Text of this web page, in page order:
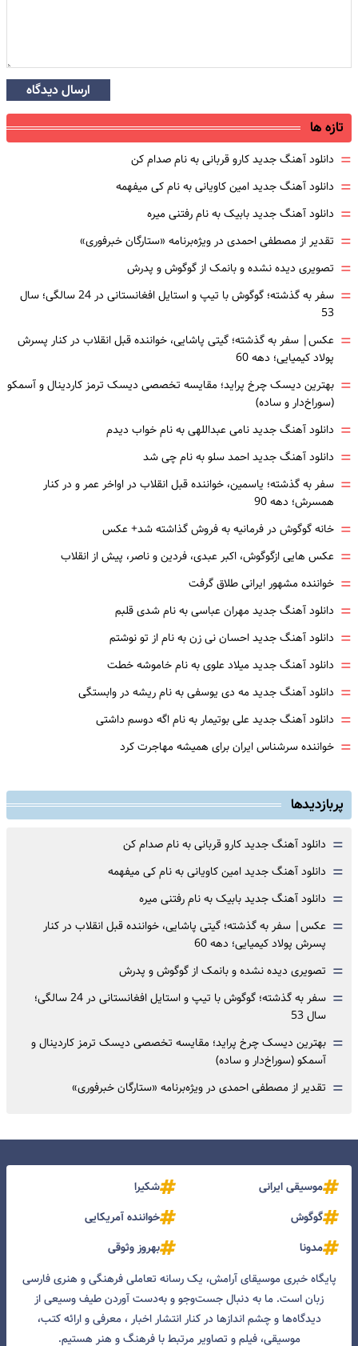
ارسال دیدگاه
تازه ها
= دانلود آهنگ جدید کارو قربانی به نام صدام کن
= دانلود آهنگ جدید امین کاویانی به نام کی میفهمه
= دانلود آهنگ جدید بابیک به نام رفتنی میره
= تقدیر از مصطفی احمدی در ویژه‌برنامه «ستارگان خبرفوری»
= تصویری دیده نشده و بانمک از گوگوش و پدرش
=
سفر به گذشته؛ گوگوش با تیپ و استایل افغانستانی در 24 سالگی؛ سال
53
= عکس| سفر به گذشته؛ گیتی پاشایی، خواننده قبل انقلاب در کنار پسرش
پولاد کیمیایی؛ دهه 60
= بهترین دیسک چرخ پراید؛ مقایسه تخصصی دیسک ترمز کاردینال و آسمکو
(سوراخ‌دار و ساده)
= دانلود آهنگ جدید نامی عبداللهی به نام خواب دیدم
= دانلود آهنگ جدید احمد سلو به نام چی شد
= سفر به گذشته؛ یاسمین، خواننده قبل انقلاب در اواخر عمر و در کنار
همسرش؛ دهه 90
= خانه گوگوش در فرمانیه به فروش گذاشته شد+ عکس
= عکس هایی ازگوگوش، اکبر عبدی، فردین و ناصر، پیش از انقلاب
= خواننده مشهور ایرانی طلاق گرفت
= دانلود آهنگ جدید مهران عباسی به نام شدی قلبم
= دانلود آهنگ جدید احسان نی زن به نام از تو نوشتم
= دانلود آهنگ جدید میلاد علوی به نام خاموشه خطت
= دانلود آهنگ جدید مه دی یوسفی به نام ریشه در وابستگی
= دانلود آهنگ جدید علی بوتیمار به نام اگه دوسم داشتی
= خواننده سرشناس ایران برای همیشه مهاجرت کرد
پربازدیدها
= دانلود آهنگ جدید کارو قربانی به نام صدام کن
= دانلود آهنگ جدید امین کاویانی به نام کی میفهمه
= دانلود آهنگ جدید بابیک به نام رفتنی میره
= عکس| سفر به گذشته؛ گیتی پاشایی، خواننده قبل انقلاب در کنار
پسرش پولاد کیمیایی؛ دهه 60
= تصویری دیده نشده و بانمک از گوگوش و پدرش
=
سفر به گذشته؛ گوگوش با تیپ و استایل افغانستانی در 24 سالگی؛
سال 53
= بهترین دیسک چرخ پراید؛ مقایسه تخصصی دیسک ترمز کاردینال و
آسمکو (سوراخ‌دار و ساده)
= تقدیر از مصطفی احمدی در ویژه‌برنامه «ستارگان خبرفوری»
موسیقی ایرانی
شکیرا
گوگوش
خواننده آمریکایی
مدونا
بهروز وثوقی
پایگاه خبری موسیقای آرامش، یک رسانه تعاملی فرهنگی و هنری فارسی
زبان است. ما به دنبال جست‌و‌جو و به‌دست آوردن طیف وسیعی از
دیدگاه‌ها و چشم انداز‌ها در کنار انتشار اخبار ، معرفی و ارائه کتب،
موسیقی، فیلم و تصاویر مرتبط با فرهنگ و هنر هستیم.